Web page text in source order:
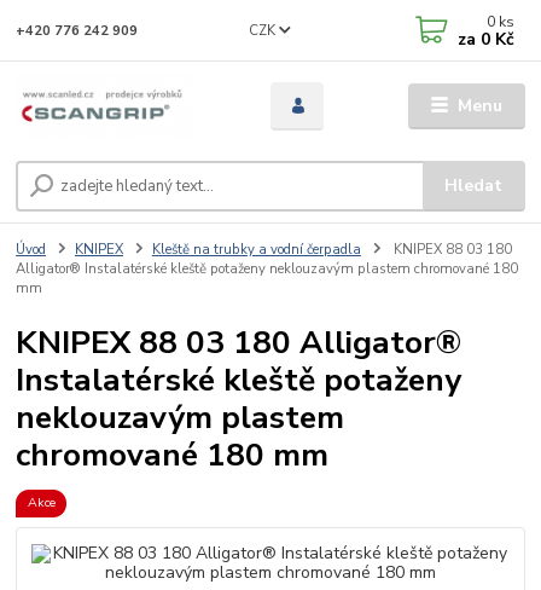
Menu
CZK
Hledat
+420 776 242 909 0 ks
za 0 Kč
Úvod KNIPEX Kleště na trubky a vodní čerpadla
KNIPEX 88 03 180
Alligator® Instalatérské kleště potaženy neklouzavým plastem chromované 180
mm
KNIPEX 88 03 180 Alligator®
Instalatérské kleště potaženy
neklouzavým plastem
chromované 180 mm
Akce